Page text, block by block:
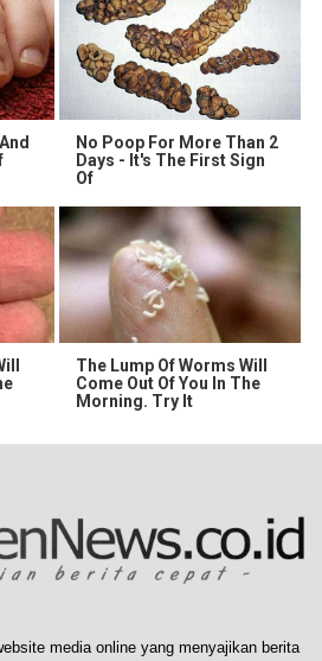
No Poop For More Than 2
Days - It's The First Sign
Of
The Lump Of Worms Will
Come Out Of You In The
Morning. Try It
media online yang menyajikan berita